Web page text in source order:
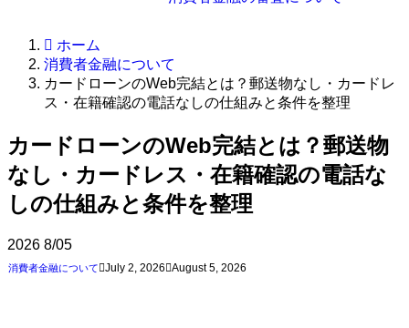
ホーム
消費者金融について
カードローンのWeb完結とは？郵送物なし・カードレ
ス・在籍確認の電話なしの仕組みと条件を整理
カードローンのWeb完結とは？郵送物
なし・カードレス・在籍確認の電話な
しの仕組みと条件を整理
2026 8/05
消費者金融について July 2, 2026 August 5, 2026